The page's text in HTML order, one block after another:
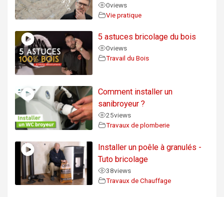
0views
Vie pratique
5 astuces bricolage du bois
0views
Travail du Bois
Comment installer un
sanibroyeur ?
25views
Travaux de plomberie
Installer un poêle à granulés -
Tuto bricolage
38views
Travaux de Chauffage